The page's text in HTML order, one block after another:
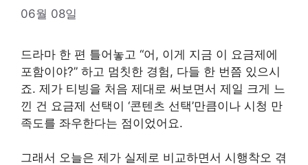
06월 08일
드라마 한 편 틀어놓고 “어, 이게 지금 이 요금제에
포함이야?” 하고 멈칫한 경험, 다들 한 번쯤 있으시
죠. 제가 티빙을 처음 제대로 써보면서 제일 크게 느
낀 건 요금제 선택이 ‘콘텐츠 선택’만큼이나 시청 만
족도를 좌우한다는 점이었어요.
그래서 오늘은 제가 실제로 비교하면서 시행착오 겪